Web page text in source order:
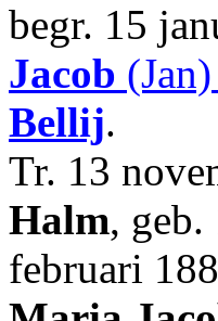
begr. 15
Jacob (Jan)
Bellij.
Tr. 13
Halm,
februari